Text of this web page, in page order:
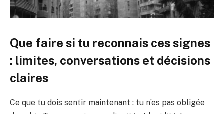
Que faire si tu reconnais ces signes
: limites, conversations et décisions
claires
Ce que tu dois sentir maintenant : tu n’es pas obligée